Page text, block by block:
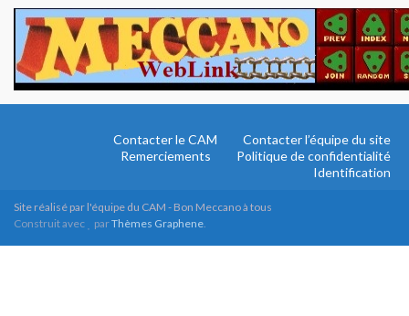
Contacter le CAM
Contacter l’équipe du site
Remerciements
Politique de confidentialité
Identification
Site réalisé par l'équipe du CAM - Bon Meccano à tous
Construit avec
parThèmes Graphene